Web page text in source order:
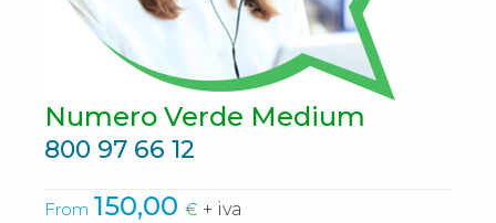
Numero Verde Medium
800 97 66 12
From 150,00 € + iva